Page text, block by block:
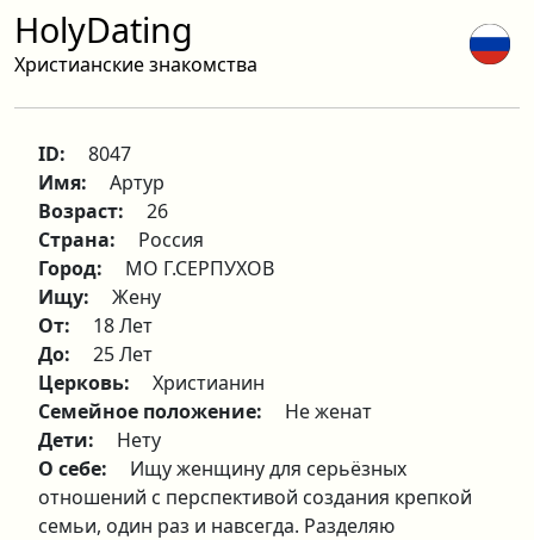
HolyDating
Христианские знакомства
ID:
8047
Имя:
Артур
Возраст:
26
Страна:
Россия
Город:
МО Г.СЕРПУХОВ
Ищу:
Жену
От:
18 Лет
До:
25 Лет
Церковь:
Христианин
Семейное положение:
Не женат
Дети:
Нету
О себе:
Ищу женщину для серьёзных
отношений с перспективой создания крепкой
семьи, один раз и навсегда. Разделяю